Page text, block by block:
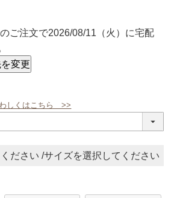
ご注文で2026/08/11（火） に宅配
変更
しくはこちら >>
サイズ